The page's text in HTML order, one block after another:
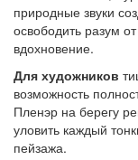
природные звуки
освободить разум
вдохновение.
Для художников
возможность
Пленэр на берегу
уловить каждый
пейзажа.